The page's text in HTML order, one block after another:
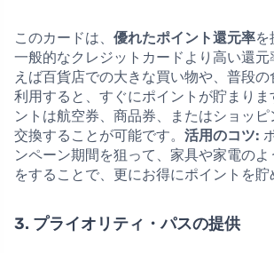
このカードは、 優れたポイント還元率を
一般的なクレジットカードより高い還元
えば百貨店での大きな買い物や、普段
利用すると、すぐにポイントが貯まりま
ントは航空券、商品券、またはショッ
交換することが可能です。 活用のコツ:
ンペーン期間を狙って、家具や家電の
をすることで、更にお得にポイントを貯
3. プライオリティ・パスの提供